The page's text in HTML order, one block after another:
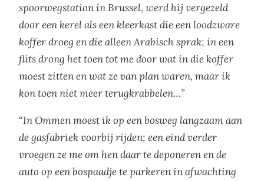
spoorwegstation in Brussel, werd hij vergezeld
door een kerel als een kleerkast die een loodzware
koffer droeg en die alleen Arabisch sprak; in een
flits drong het toen tot me door wat in die koffer
moest zitten en wat ze van plan waren, maar ik
kon toen niet meer terugkrabbelen…”
“In Ommen moest ik op een bosweg langzaam aan
de gasfabriek voorbij rijden; een eind verder
vroegen ze me om hen daar te deponeren en de
auto op een bospaadje te parkeren in afwachting